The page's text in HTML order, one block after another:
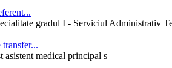
gradul I - Serviciul Administrativ
transfer...
asistent medical principal s